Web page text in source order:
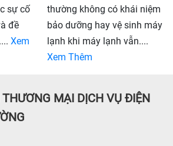
sự cố
đề
Xem
thường không có khái niệm
bảo dưỡng hay vệ sinh máy
lạnh khi máy lạnh vẫn....
Xem Thêm
MẠI DỊCH VỤ ĐIỆN